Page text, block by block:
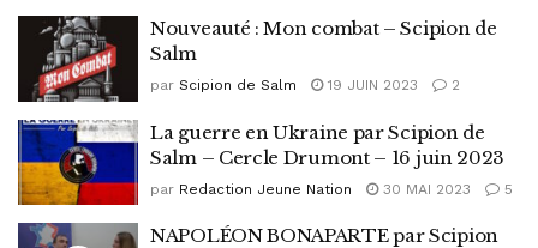
Nouveauté : Mon combat – Scipion de
Salm
par Scipion de Salm 19 JUIN 2023 2
La guerre en Ukraine par Scipion de
Salm – Cercle Drumont – 16 juin 2023
par Redaction Jeune Nation 30 MAI 2023 5
NAPOLÉON BONAPARTE par Scipion